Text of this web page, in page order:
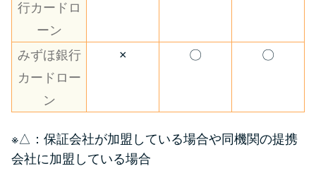
行カードロ
ーン
みずほ銀行
カードロー
ン
× 〇 〇
※△：保証会社が加盟している場合や同機関の提携
会社に加盟している場合